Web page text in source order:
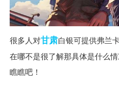
很多人对甘肃白银可提供弗兰
在哪不是很了解那具体是什么
瞧瞧吧！